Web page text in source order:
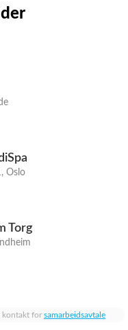
Oslo
Torg
kontakt for samarbeidsavtale